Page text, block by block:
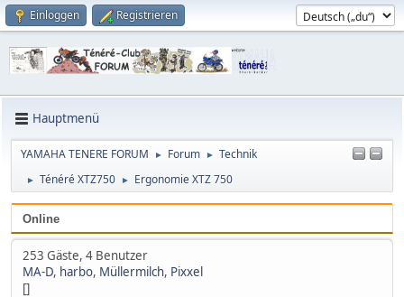
Einloggen Registrieren
Hauptmenü
YAMAHA TENERE FORUM ► Forum ► Technik
► Ténéré XTZ750 ► Ergonomie XTZ 750
Online
253 Gäste, 4 Benutzer
MA-D, harbo, Müllermilch, Pixxel
[]